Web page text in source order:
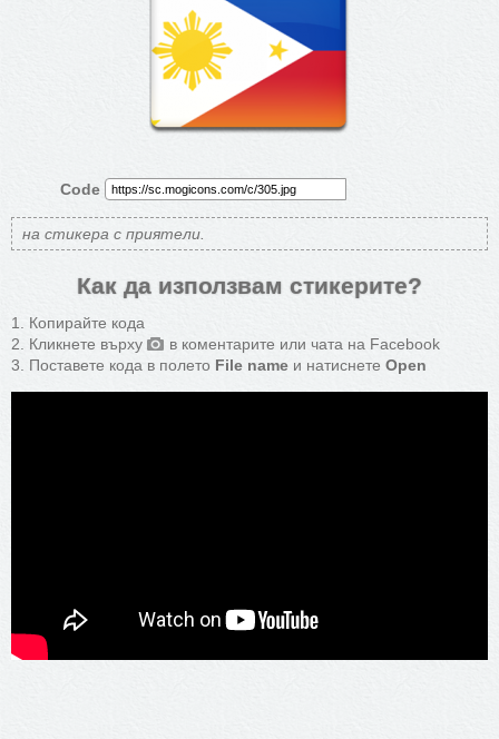
Code
на стикера с приятели.
Как да използвам стикерите?
Копирайте кода
Кликнете върху
в коментарите или чата на Facebook
Поставете кода в полето File name и натиснете Open